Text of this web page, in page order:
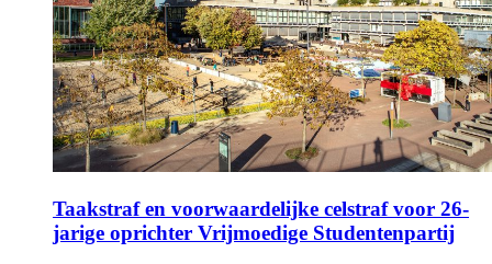
Taakstraf en voorwaardelijke celstraf voor 26-
jarige oprichter Vrijmoedige Studentenpartij